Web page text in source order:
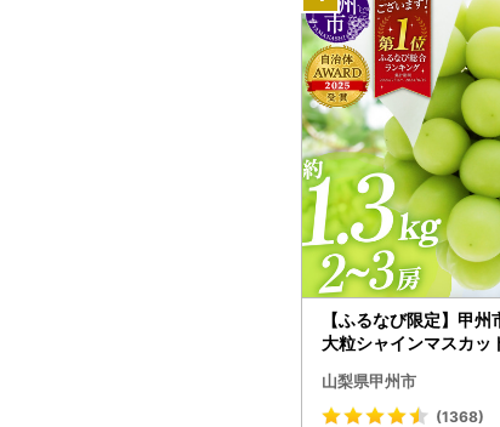
【ふるなび限定】甲
大粒シャインマスカッ
472 FN-Limited-VO シ
カット フルーツ
山梨県甲州市
(1368)